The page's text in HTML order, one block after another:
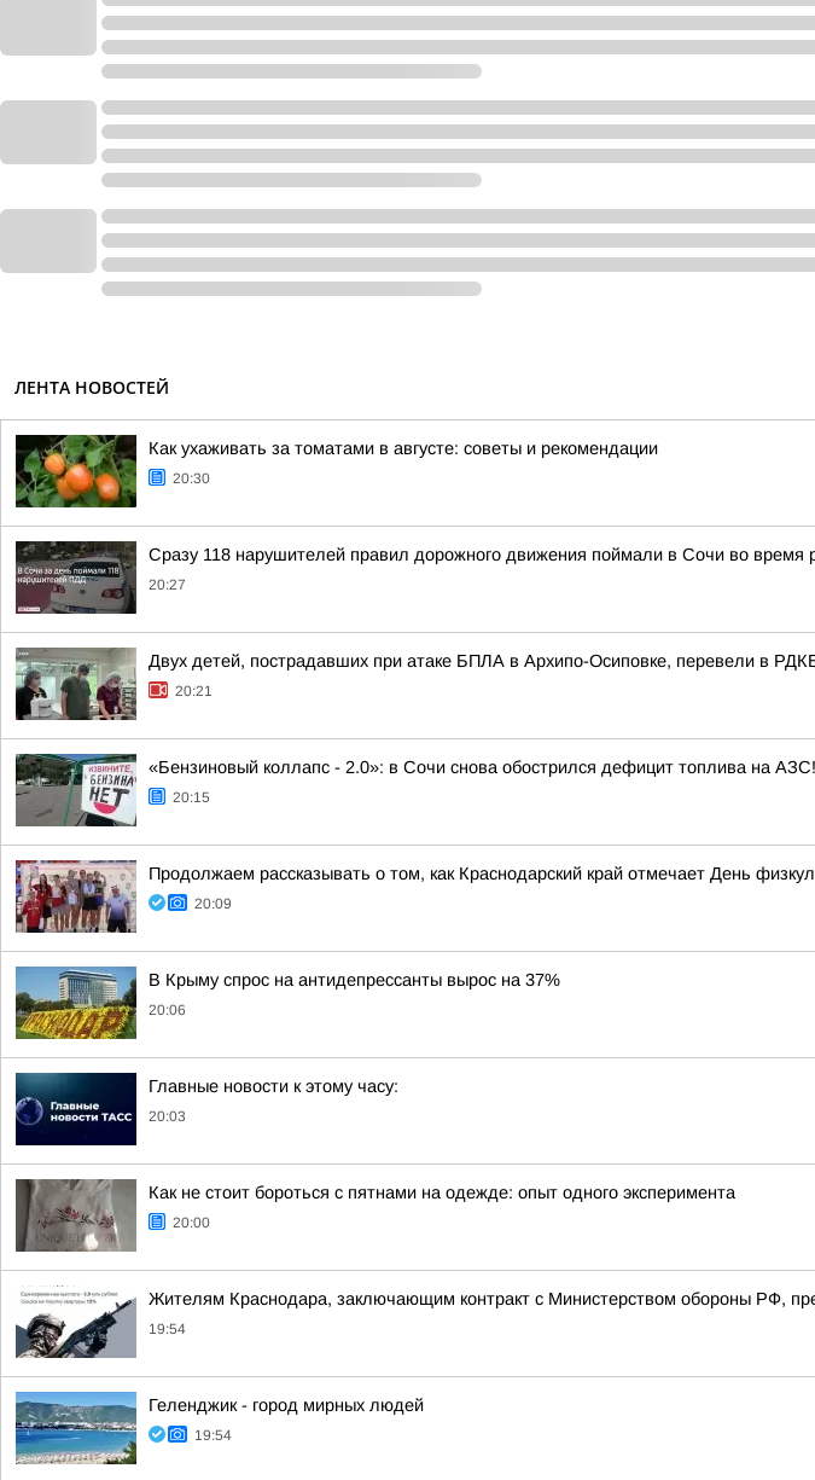
ЛЕНТА НОВОСТЕЙ
Как ухаживать за томатами в августе: советы и рекомендации
20:30
Сразу 118 нарушителей правил дорожного движения поймали в Сочи во время
20:27
Двух детей, пострадавших при атаке БПЛА в Архипо-Осиповке, перевели в
20:21
«Бензиновый коллапс - 2.0»: в Сочи снова обострился дефицит топлива на АЗС!
20:15
Продолжаем рассказывать о том, как Краснодарский край отмечает День
20:09
В Крыму спрос на антидепрессанты вырос на 37%
20:06
Главные новости к этому часу:
20:03
Как не стоит бороться с пятнами на одежде: опыт одного эксперимента
20:00
Жителям Краснодара, заключающим контракт с Министерством обороны РФ,
19:54
Геленджик - город мирных людей
19:54